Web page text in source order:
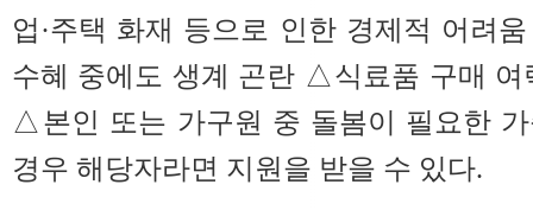
업·주택 화재 등으로 인한 경제적 어려
수혜 중에도 생계 곤란 △식료품 구매 여
△본인 또는 가구원 중 돌봄이 필요한
경우 해당자라면 지원을 받을 수 있다.